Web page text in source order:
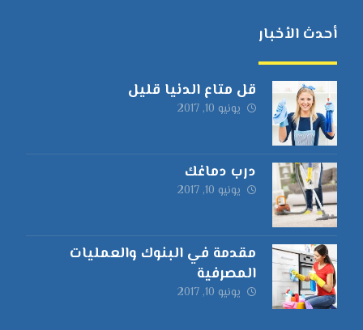
أحدث الأخبار
قل متاع الدنيا قليل
يونيو 10, 2017
درب دماغك
يونيو 10, 2017
مقدمة في البنوك والعمليات
المصرفية
يونيو 10, 2017